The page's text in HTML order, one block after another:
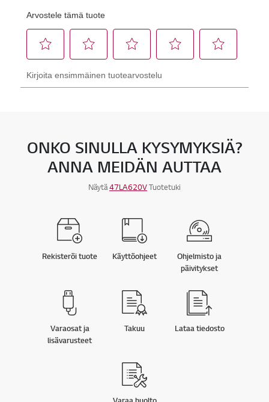
ONKO SINULLA KYSYMYKSIÄ?
ANNA MEIDÄN AUTTAA
Näytä47LA620VTuotetuki
Rekisteröi tuote Käyttöohjeet
Ohjelmisto ja
päivitykset
Varaosat ja
lisävarusteet
Takuu Lataa tiedosto